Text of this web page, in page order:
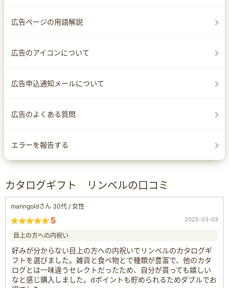
広告ページの用語解説
広告のアイコンについて
広告申込通知メールについて
広告のよくある質問
エラーを報告する
カタログギフト リンベルの口コミ
maringoldさん 30代 / 女性
5 2025-03-03
目上の方への内祝い
好みが分からない目上の方への内祝いでリンベルのカタログギ
フトを選びました。雑貨と食べ物とで種類が豊富で、他のカタ
ログとは一味違うセレクトだったため、自分が貰っても嬉しい
なと感じ購入しました。dポイントも貯められるためダブルでお